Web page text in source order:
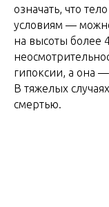
означать, что
условиям —
на высоты более
гипоксии, а она
В тяжелых
смертью.